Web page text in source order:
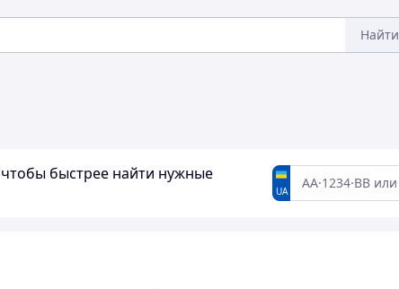
Найти
быстрее найти нужные
UA